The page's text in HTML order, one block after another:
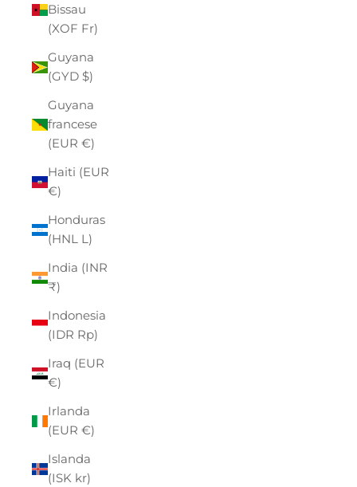
Bissau
(XOF Fr)
Guyana
(GYD $)
Guyana
francese
(EUR €)
Haiti (EUR
€)
Honduras
(HNL L)
India (INR
₹)
Indonesia
(IDR Rp)
Iraq (EUR
€)
Irlanda
(EUR €)
Islanda
(ISK kr)